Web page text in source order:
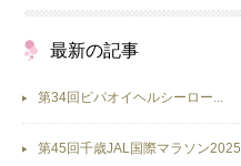
最新の記事
第34回ピパオイヘルシーロー...
第45回千歳JAL国際マラソン2025